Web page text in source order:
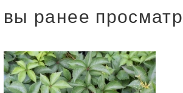
вы ранее